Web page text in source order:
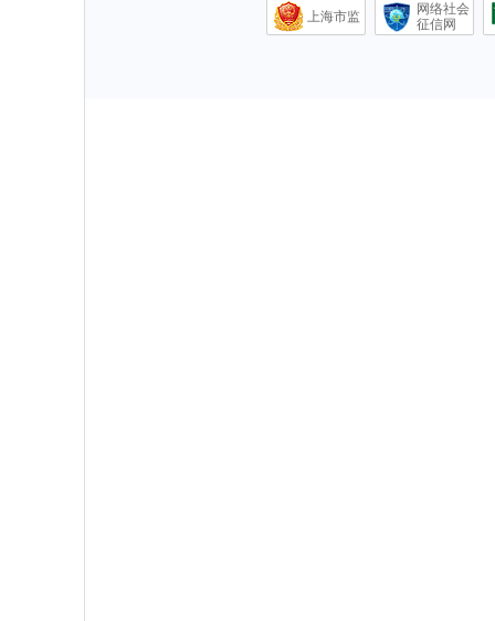
上海市监
网络社会
征信网